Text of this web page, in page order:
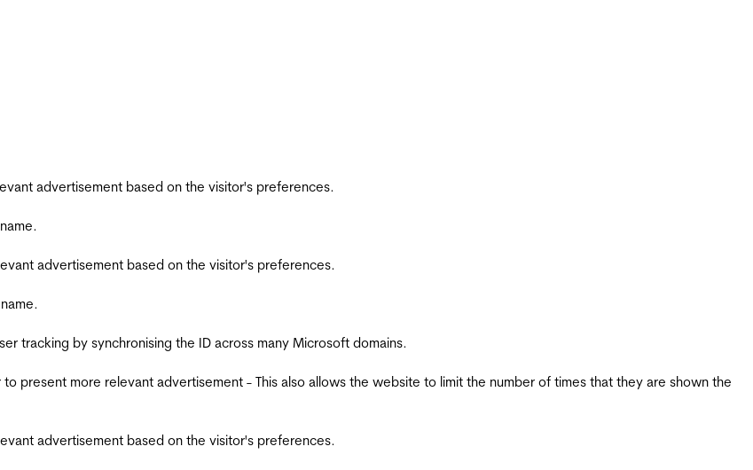
advertisement based on the visitor's preferences.
advertisement based on the visitor's preferences.
tracking by synchronising the ID across many Microsoft domains.
present more relevant advertisement - This also allows the website to limit the number of times that they are shown the
advertisement based on the visitor's preferences.